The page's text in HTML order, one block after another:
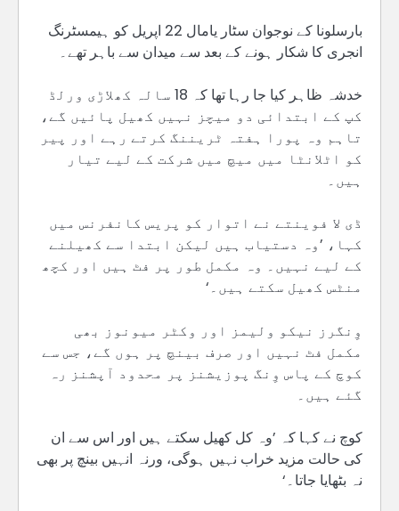
بارسلونا کے نوجوان سٹار یامال 22 اپریل کو ہیمسٹرنگ
انجری کا شکار ہونے کے بعد سے میدان سے باہر تھے۔
خدشہ ظاہر کیا جا رہا تھا کہ 18 سالہ کھلاڑی ورلڈ
کپ کے ابتدائی دو میچز نہیں کھیل پائیں گے،
تاہم وہ پورا ہفتہ ٹریننگ کرتے رہے اور پیر
کو اٹلانٹا میں میچ میں شرکت کے لیے تیار
ہیں۔
ڈی لا فوینتے نے اتوار کو پریس کانفرنس میں
کہا، ’وہ دستیاب ہیں لیکن ابتدا سے کھیلنے
کے لیے نہیں۔ وہ مکمل طور پر فٹ ہیں اور کچھ
منٹس کھیل سکتے ہیں۔‘
وِنگرز نیکو ولیمز اور وکٹر میونوز بھی
مکمل فٹ نہیں اور صرف بینچ پر ہوں گے، جس سے
کوچ کے پاس وِنگ پوزیشنز پر محدود آپشنز رہ
گئے ہیں۔
کوچ نے کہا کہ ’وہ کل کھیل سکتے ہیں اور اس سے ان
کی حالت مزید خراب نہیں ہوگی، ورنہ انہیں بینچ پر بھی
نہ بٹھایا جاتا۔‘